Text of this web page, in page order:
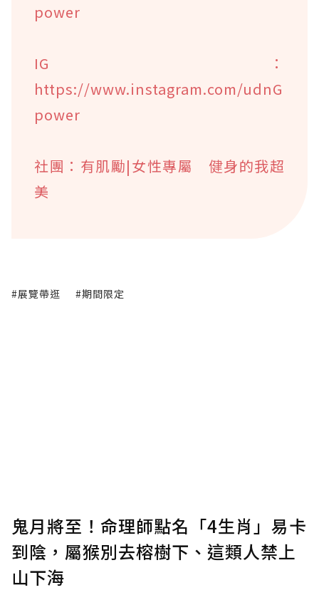
power
IG：
https://www.instagram.com/udnG
power
社團：有肌勵|女性專屬 健身的我超
美
#展覽帶逛 #期間限定
鬼月將至！命理師點名「4生肖」易卡
到陰，屬猴別去榕樹下、這類人禁上
山下海